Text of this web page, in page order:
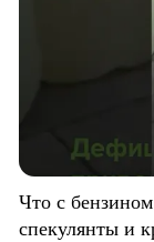
Что с
спекулянты и